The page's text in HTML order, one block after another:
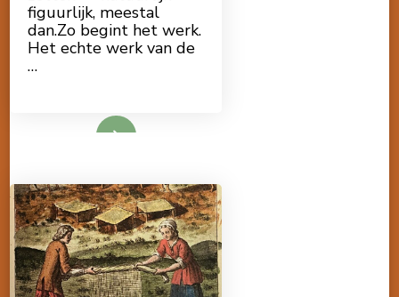
figuurlijk, meestal
dan.Zo begint het werk.
Het echte werk van de
…